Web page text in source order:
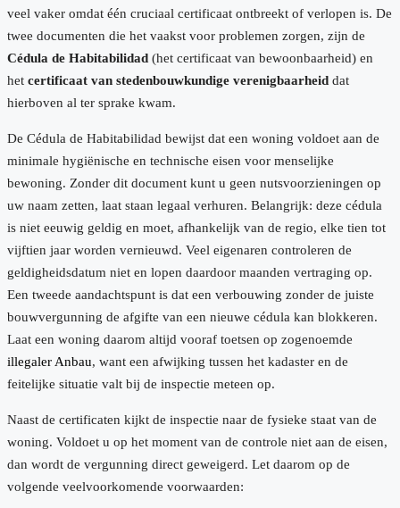
veel vaker omdat één cruciaal certificaat ontbreekt of verlopen is. De
twee documenten die het vaakst voor problemen zorgen, zijn de
Cédula de Habitabilidad (het certificaat van bewoonbaarheid) en
het certificaat van stedenbouwkundige verenigbaarheid dat
hierboven al ter sprake kwam.
De Cédula de Habitabilidad bewijst dat een woning voldoet aan de
minimale hygiënische en technische eisen voor menselijke
bewoning. Zonder dit document kunt u geen nutsvoorzieningen op
uw naam zetten, laat staan legaal verhuren. Belangrijk: deze cédula
is niet eeuwig geldig en moet, afhankelijk van de regio, elke tien tot
vijftien jaar worden vernieuwd. Veel eigenaren controleren de
geldigheidsdatum niet en lopen daardoor maanden vertraging op.
Een tweede aandachtspunt is dat een verbouwing zonder de juiste
bouwvergunning de afgifte van een nieuwe cédula kan blokkeren.
Laat een woning daarom altijd vooraf toetsen op zogenoemde
illegaler Anbau, want een afwijking tussen het kadaster en de
feitelijke situatie valt bij de inspectie meteen op.
Naast de certificaten kijkt de inspectie naar de fysieke staat van de
woning. Voldoet u op het moment van de controle niet aan de eisen,
dan wordt de vergunning direct geweigerd. Let daarom op de
volgende veelvoorkomende voorwaarden: